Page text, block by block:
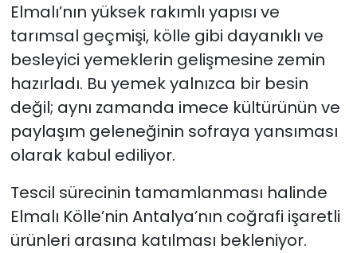
Elmalı’nın yüksek rakımlı yapısı ve
tarımsal geçmişi, kölle gibi dayanıklı ve
besleyici yemeklerin gelişmesine zemin
hazırladı. Bu yemek yalnızca bir besin
değil; aynı zamanda imece kültürünün ve
paylaşım geleneğinin sofraya yansıması
olarak kabul ediliyor.
Tescil sürecinin tamamlanması halinde
Elmalı Kölle’nin Antalya’nın coğrafi işaretli
ürünleri arasına katılması bekleniyor.